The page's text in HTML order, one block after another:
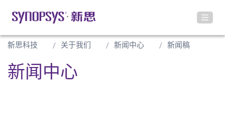
新思科技 关于我们 新闻中心 新闻稿
新闻中心